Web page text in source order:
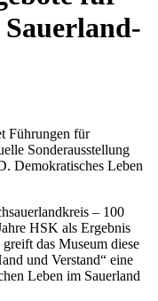
Führungen für
Sonderausstellung
Leben
– 100
HSK als Ergebnis
das Museum diese
und Verstand“ eine
Leben im Sauerland